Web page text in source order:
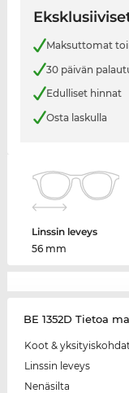
Maksuttomat
30 päivän
Edulliset hinnat
Osta laskulla
Linssin leveys
56 mm
BE 1352D Tietoa
Koot &
Linssin leveys
Nenäsilta